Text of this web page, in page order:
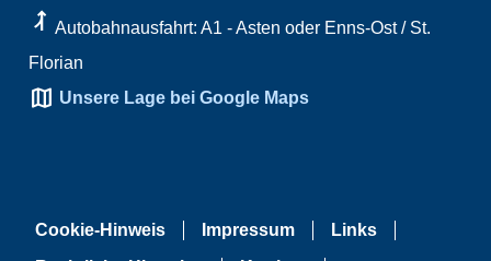
ramp_right Autobahnausfahrt: A1 - Asten oder Enns-Ost / St.
Florian
map Unsere Lage bei Google Maps
Cookie-Hinweis Impressum
Links